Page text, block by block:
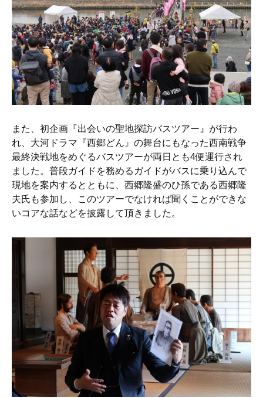
また、初企画『出会いの聖地探訪バスツアー』が行わ
れ、大河ドラマ『西郷どん』の舞台にもなった西南戦争
最終決戦地をめぐるバスツアーが両日とも4便運行され
ました。普段ガイドを務めるガイドがバスに乗り込んで
現地を案内するとともに、西郷隆盛のひ孫である西郷隆
夫氏も参加し、このツアーでなければ聞くことができな
いコアな話などを披露して頂きました。